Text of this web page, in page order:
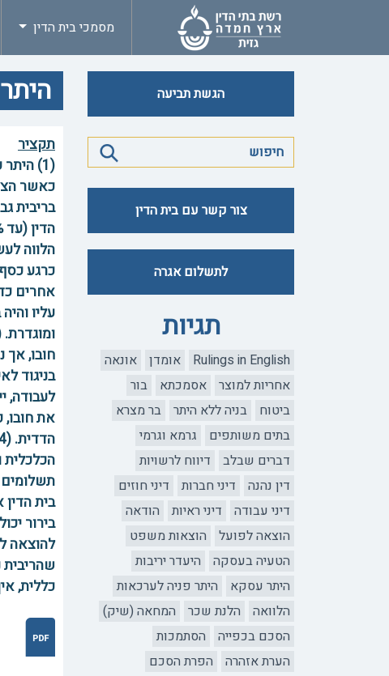
מסמכי בית הדין
הגשת תביעה
צור קשר עם בית הדין
לתשלום אגרה
תגיות
Rulings in English אומדן
אונאה
אחריות למוצר
אסמכתא
בור
ביטוח
בניה ללא היתר
בר מצרא
בתים משותפים
גרמא וגרמי
דברים שבלב
דיווח לרשויות
דין נהנה
דיני חברות
דיני חוזים
דיני עבודה
דיני ראיות
הודאה
הוצאה לפועל
הוצאות משפט
הטעיה בעסקה
היעדר יריבות
היתר עסקא
היתר פניה לערכאות
הלוואה
הלנת שכר
המחאה (שיק)
הסכם בכפייה
הסתמכות
הערת אזהרה
הפרת הסכם
תקציר
(1)
כאשר
בריבית
הלווה
כרגע
אחרים
עליו
חובו, אך
בניגוד
לעבודה,
את
תשלומים
בית
להוצאה
כללית,